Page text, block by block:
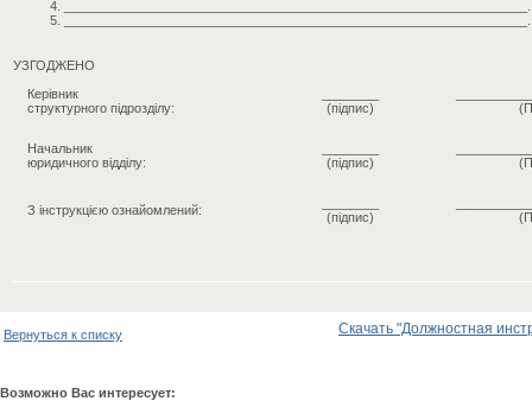
УЗГОДЖЕНО
Керівник
структурного підрозділу:
(підпис)
Начальник
юридичного відділу:
(підпис)
З інструкцією ознайомлений:
(підпис)
Вернуться к списку Скачать "Должностная
Возможно Вас интересует: